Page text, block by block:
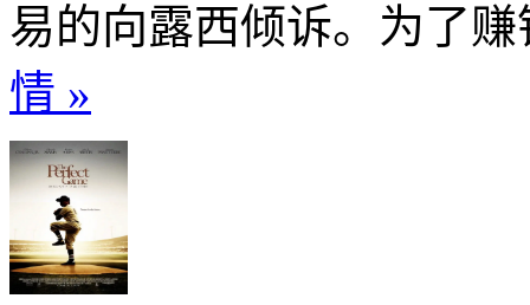
易的向露西倾诉。为了
情 »